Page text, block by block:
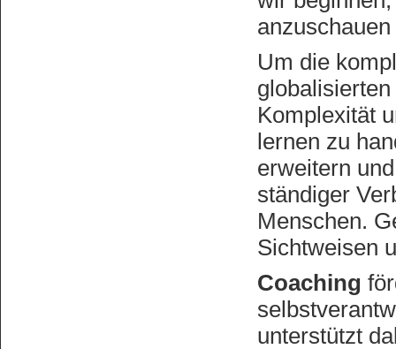
Um die
Komplexität
lernen zu
erweitern
ständiger
Menschen.
Sichtweisen
Coaching
unterstützt